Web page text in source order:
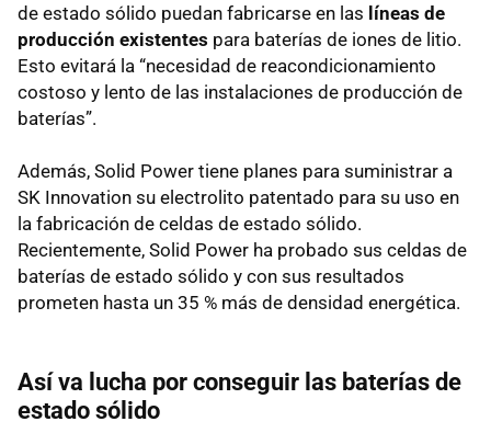
de estado sólido puedan fabricarse en las líneas de
producción existentes para baterías de iones de litio.
Esto evitará la “necesidad de reacondicionamiento
costoso y lento de las instalaciones de producción de
baterías”.
Además, Solid Power tiene planes para suministrar a
SK Innovation su electrolito patentado para su uso en
la fabricación de celdas de estado sólido.
Recientemente, Solid Power ha probado sus celdas de
baterías de estado sólido y con sus resultados
prometen hasta un 35 % más de densidad energética.
Así va lucha por conseguir las baterías de
estado sólido